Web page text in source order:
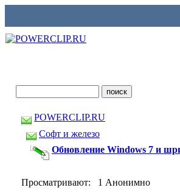
POWERCLIP.RU
Софт и железо
Обновление Windows 7 и
Просматривают: 1 Анонимно